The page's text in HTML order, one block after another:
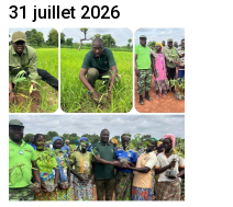
31 juillet 2026